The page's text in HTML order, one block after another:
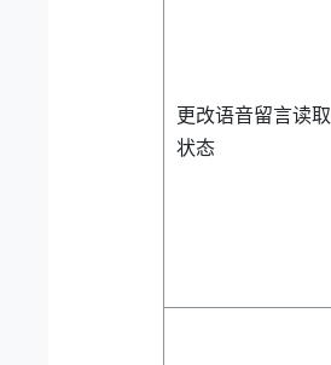
更改语音留言读取
状态